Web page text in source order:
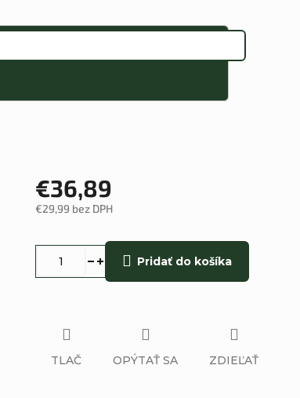
€36,89
€29,99 bez DPH
Pridať do košíka
TLAČ OPÝTAŤ SA ZDIEĽAŤ